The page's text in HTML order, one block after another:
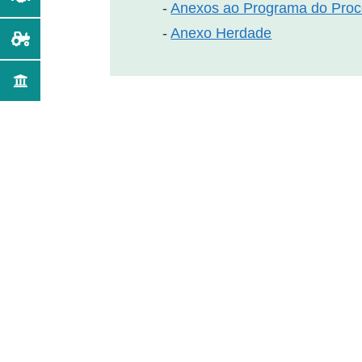
-Anexos ao Programa do
-Anexo Herdade